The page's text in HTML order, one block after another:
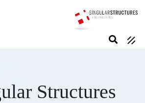
Structures